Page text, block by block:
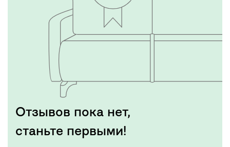
Отзывов пока нет,
станьте первыми!